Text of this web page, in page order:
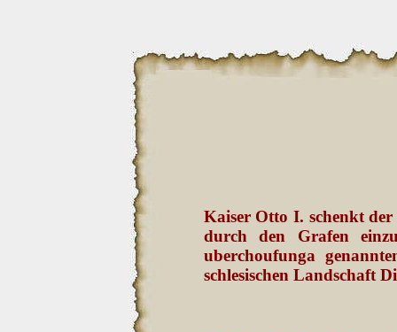
Kaiser Otto I. schenkt
durch den Grafen
uberchoufunga
schlesischen Landschaft